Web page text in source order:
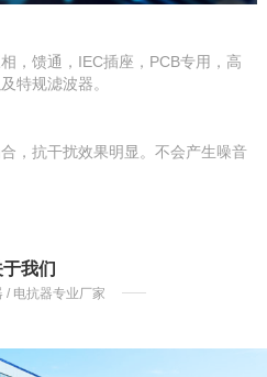
，馈通，IEC插座，PCB专用，高
特规滤波器。
，抗干扰效果明显。不会产生噪音
于我们
/ 电抗器专业厂家